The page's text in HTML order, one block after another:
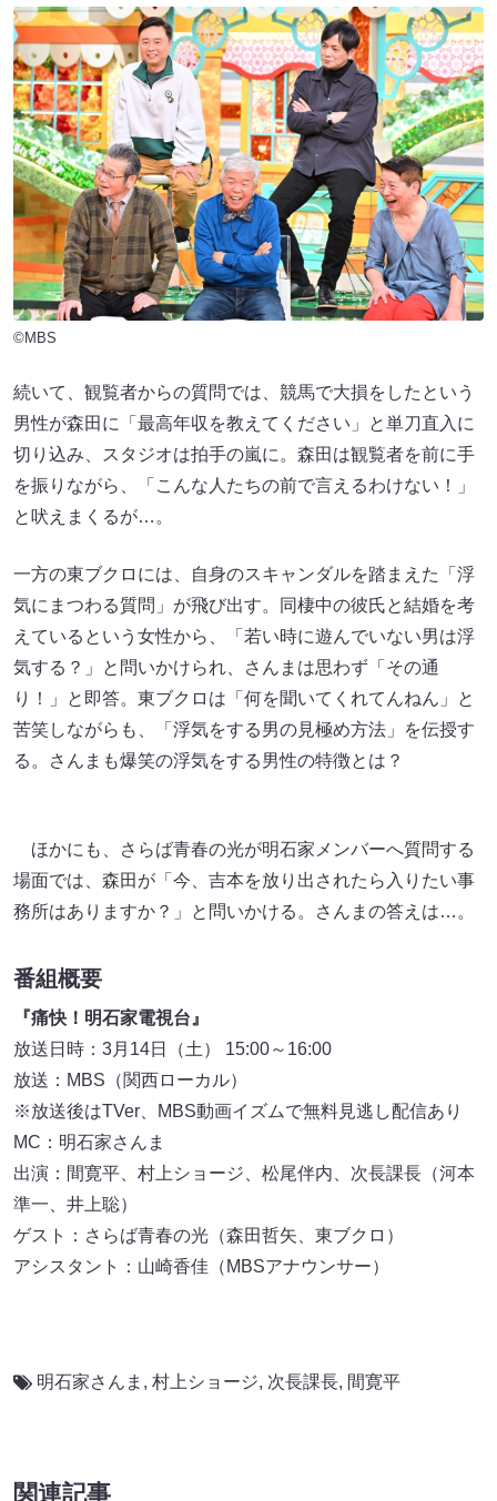
©MBS
続いて、観覧者からの質問では、競馬で大損をしたという
男性が森田に「最高年収を教えてください」と単刀直入に
切り込み、スタジオは拍手の嵐に。森田は観覧者を前に手
を振りながら、「こんな人たちの前で言えるわけない！」
と吠えまくるが…。
一方の東ブクロには、自身のスキャンダルを踏まえた「浮
気にまつわる質問」が飛び出す。同棲中の彼氏と結婚を考
えているという女性から、「若い時に遊んでいない男は浮
気する？」と問いかけられ、さんまは思わず「その通
り！」と即答。東ブクロは「何を聞いてくれてんねん」と
苦笑しながらも、「浮気をする男の見極め方法」を伝授す
る。さんまも爆笑の浮気をする男性の特徴とは？
ほかにも、さらば青春の光が明石家メンバーへ質問する
場面では、森田が「今、吉本を放り出されたら入りたい事
務所はありますか？」と問いかける。さんまの答えは…。
番組概要
『痛快！明石家電視台』
放送日時：3月14日（土） 15:00～16:00
放送：MBS（関西ローカル）
※放送後はTVer、MBS動画イズムで無料見逃し配信あり
MC：明石家さんま
出演：間寛平、村上ショージ、松尾伴内、次長課長（河本
準一、井上聡）
ゲスト：さらば青春の光（森田哲矢、東ブクロ）
アシスタント：山崎香佳（MBSアナウンサー）
明石家さんま , 村上ショージ, 次長課長, 間寛平
関連記事